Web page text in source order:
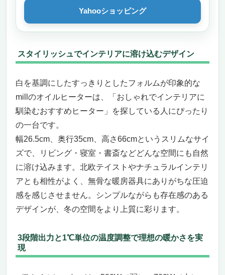
Yahooショッピング
スタイリッシュでインテリアに溶け込むデザイン
白を基調にしたすっきりとしたフォルムが印象的な
millのオイルヒーターは、「おしゃれでインテリアに
馴染むおすすめヒーター」を探している人にぴったり
の一台です。
幅26.5cm、奥行35cm、高さ66cmというスリムなサイ
ズで、リビング・寝室・書斎などどんな空間にも自然
に溶け込みます。北欧テイストやナチュラルインテリ
アとも相性がよく、無骨な暖房器具にありがちな圧迫
感を感じさせません。シンプルながらも存在感のある
デザインが、冬の空間をより上質に彩ります。
3段階出力と1℃単位の温度調整で理想の暖かさを実
現